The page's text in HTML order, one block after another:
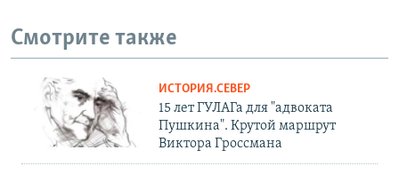
Смотрите также
ИСТОРИЯ.СЕВЕР
15 лет ГУЛАГа для "адвоката
Пушкина". Крутой маршрут
Виктора Гроссмана